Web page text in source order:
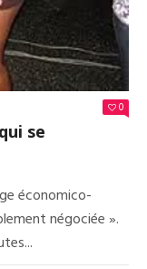
0
se
économico-
négociée ».